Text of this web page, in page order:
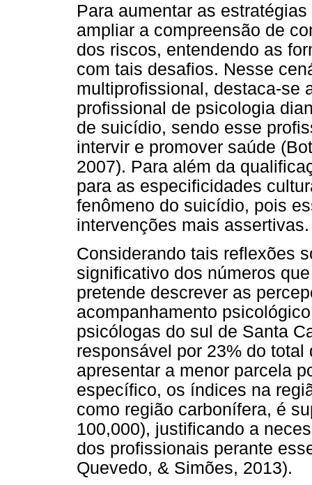
Para aumentar as
ampliar a compreensão de
dos riscos, entendendo as
com tais desafios. Nesse
multiprofissional, destaca-se
profissional de psicologia
de suicídio, sendo esse
intervir e promover saúde
2007). Para além da
para as especificidades
fenômeno do suicídio, pois
intervenções mais assertivas.
Considerando tais reflexões
significativo dos números
pretende descrever as
acompanhamento
psicólogas do sul de Santa
responsável por 23% do
apresentar a menor parcela
específico, os índices na
como região carbonífera, é
100,000), justificando a
dos profissionais perante
Quevedo, & Simões, 2013).